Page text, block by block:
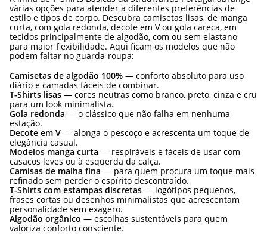
várias opções para atender a diferentes preferências de
estilo e tipos de corpo. Descubra camisetas lisas, de manga
curta, com gola redonda, decote em V ou gola careca, em
tecidos principalmente de algodão, com ou sem elastano
para maior flexibilidade. Aqui ficam os modelos que não
podem faltar no guarda-roupa:
Camisetas de algodão 100% — conforto absoluto para uso
diário e camadas fáceis de combinar.
T-Shirts lisas — cores neutras como branco, preto, cinza e cru
para um look minimalista.
Gola redonda — o clássico que não falha em nenhuma
estação.
Decote em V — alonga o pescoço e acrescenta um toque de
elegância casual.
Modelos manga curta — respiráveis e fáceis de usar com
casacos leves ou à esquerda da calça.
Camisas de malha fina — para quem procura um toque mais
refinado sem perder o espírito descontraído.
T-Shirts com estampas discretas — logótipos pequenos,
frases cortas ou desenhos minimalistas que acrescentam
personalidade sem exagero.
Algodão orgânico — escolhas sustentáveis para quem
valoriza conforto consciente.